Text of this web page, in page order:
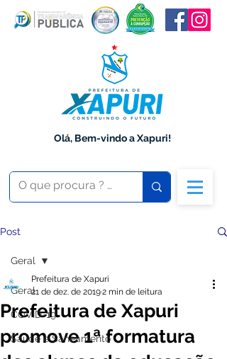
Olá, Bem-vindo a Xapuri!
Post
Geral
COVID-19
Saúde e Saneamento
Geral
Prefeitura de Xapuri
promove 1ª formatura
Prefeitura de Xapuri
21 de dez. de 20192 min de leitura